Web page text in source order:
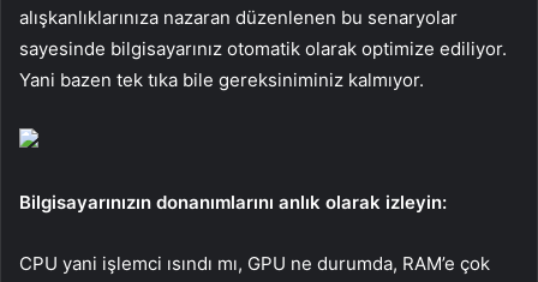
alışkanlıklarınıza nazaran düzenlenen bu senaryolar
sayesinde bilgisayarınız otomatik olarak optimize ediliyor.
Yani bazen tek tıka bile gereksiniminiz kalmıyor.
Bilgisayarınızın donanımlarını anlık olarak izleyin:
CPU yani işlemci ısındı mı, GPU ne durumda, RAM’e çok